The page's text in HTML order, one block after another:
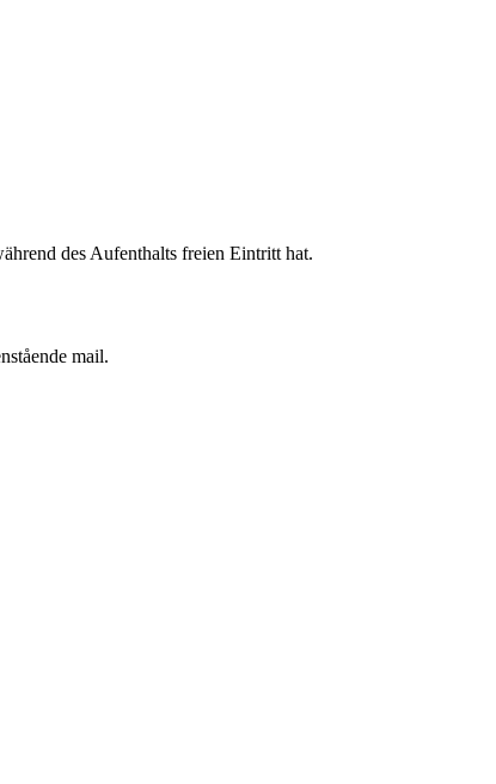
des Aufenthalts freien Eintritt hat.
mail.